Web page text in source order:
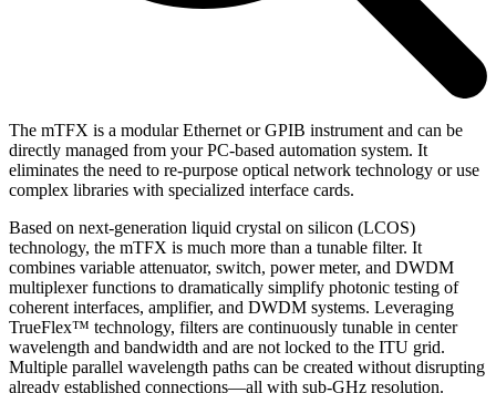
The mTFX is a modular Ethernet or GPIB instrument and can be
directly managed from your PC-based automation system. It
eliminates the need to re-purpose optical network technology or use
complex libraries with specialized interface cards.
Based on next-generation liquid crystal on silicon (LCOS)
technology, the mTFX is much more than a tunable filter. It
combines variable attenuator, switch, power meter, and DWDM
multiplexer functions to dramatically simplify photonic testing of
coherent interfaces, amplifier, and DWDM systems. Leveraging
TrueFlex™ technology, filters are continuously tunable in center
wavelength and bandwidth and are not locked to the ITU grid.
Multiple parallel wavelength paths can be created without disrupting
already established connections—all with sub-GHz resolution.